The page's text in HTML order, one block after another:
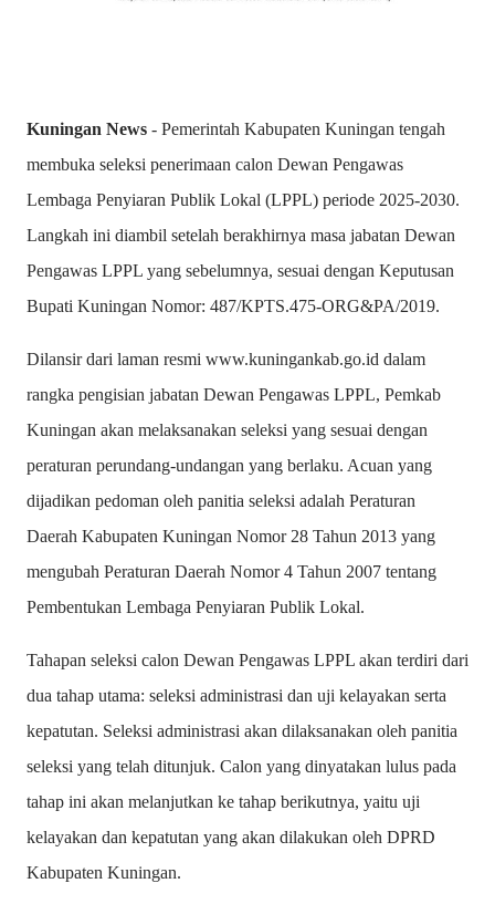
Kuningan News - Pemerintah Kabupaten Kuningan tengah
membuka seleksi penerimaan calon Dewan Pengawas
Lembaga Penyiaran Publik Lokal (LPPL) periode 2025-2030.
Langkah ini diambil setelah berakhirnya masa jabatan Dewan
Pengawas LPPL yang sebelumnya, sesuai dengan Keputusan
Bupati Kuningan Nomor: 487/KPTS.475-ORG&PA/2019.
Dilansir dari laman resmi www.kuningankab.go.id dalam
rangka pengisian jabatan Dewan Pengawas LPPL, Pemkab
Kuningan akan melaksanakan seleksi yang sesuai dengan
peraturan perundang-undangan yang berlaku. Acuan yang
dijadikan pedoman oleh panitia seleksi adalah Peraturan
Daerah Kabupaten Kuningan Nomor 28 Tahun 2013 yang
mengubah Peraturan Daerah Nomor 4 Tahun 2007 tentang
Pembentukan Lembaga Penyiaran Publik Lokal.
Tahapan seleksi calon Dewan Pengawas LPPL akan terdiri dari
dua tahap utama: seleksi administrasi dan uji kelayakan serta
kepatutan. Seleksi administrasi akan dilaksanakan oleh panitia
seleksi yang telah ditunjuk. Calon yang dinyatakan lulus pada
tahap ini akan melanjutkan ke tahap berikutnya, yaitu uji
kelayakan dan kepatutan yang akan dilakukan oleh DPRD
Kabupaten Kuningan.